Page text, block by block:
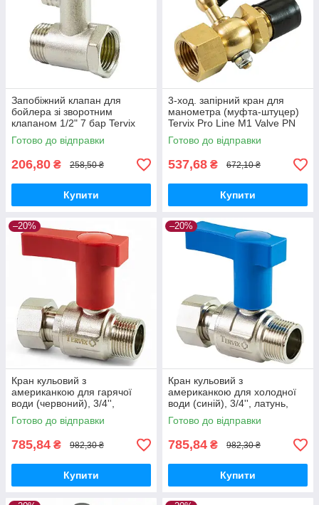
Запобіжний клапан для
бойлера зі зворотним
клапаном 1/2" 7 бар Tervix
Pro Line Volcano
Готово до відправки
206,80 ₴ 258,50 ₴
Купити
3-ход. запірний кран для
манометра (муфта-штуцер)
Tervix Pro Line M1 Valve PN
16, 1/2"х1/2"
Готово до відправки
537,68 ₴ 672,10 ₴
Купити
–20%
Кран кульовий з
американкою для гарячої
води (червоний), 3/4'',
латунь, Tervix Pro Line WD
Готово до відправки
785,84 ₴ 982,30 ₴
Купити
–20%
Кран кульовий з
американкою для холодної
води (синій), 3/4'', латунь,
Tervix Pro Line WD
Готово до відправки
785,84 ₴ 982,30 ₴
Купити